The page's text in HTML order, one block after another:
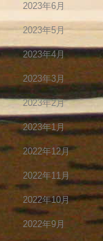
2023年6月
2023年5月
2023年4月
2023年3月
2023年2月
2023年1月
2022年12月
2022年11月
2022年10月
2022年9月